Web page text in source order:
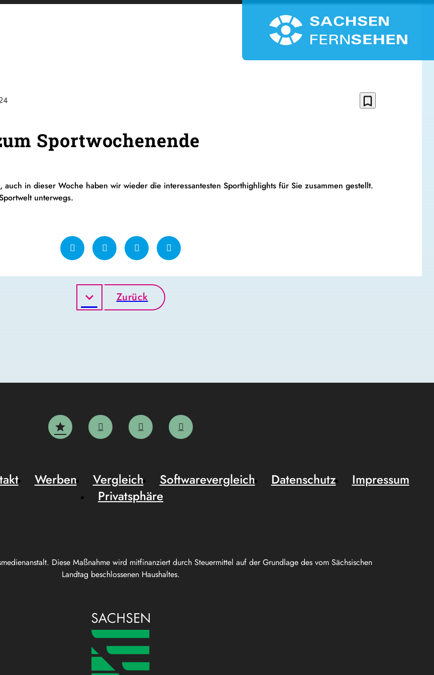
bookmark_border
Sportwochenende
auch in dieser Woche haben wir wieder die interessantesten Sporthighlights für Sie zusammen gestellt.
unterwegs.
Zurück
Diese Maßnahme wird mitfinanziert durch Steuermittel auf der Grundlage des vom Sächsischen
Landtag beschlossenen Haushaltes.
Werben Vergleich Softwarevergleich Datenschutz
Impressum
Privatsphäre